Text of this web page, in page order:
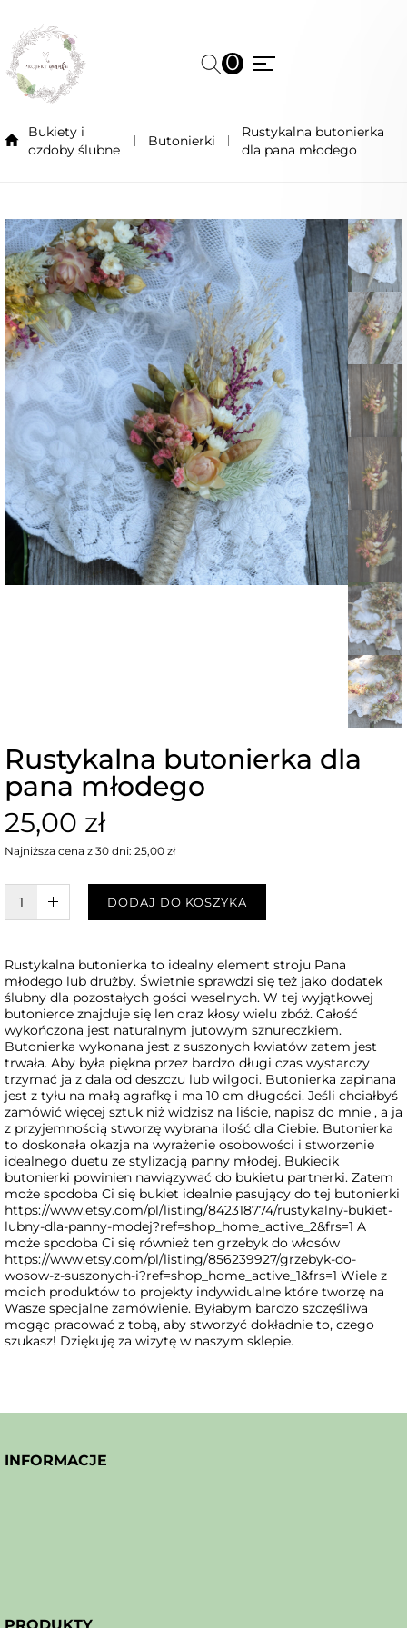
0
Bukiety i
ozdoby ślubne
Butonierki
Rustykalna butonierka
dla pana młodego
Rustykalna butonierka dla
pana młodego
25,00 zł
Najniższa cena z 30 dni: 25,00 zł
W KOSZYKU :)DODAJ DO KOSZYKA
Rustykalna butonierka to idealny element stroju Pana
młodego lub drużby. Świetnie sprawdzi się też jako dodatek
ślubny dla pozostałych gości weselnych. W tej wyjątkowej
butonierce znajduje się len oraz kłosy wielu zbóż. Całość
wykończona jest naturalnym jutowym sznureczkiem.
Butonierka wykonana jest z suszonych kwiatów zatem jest
trwała. Aby była piękna przez bardzo długi czas wystarczy
trzymać ja z dala od deszczu lub wilgoci. Butonierka zapinana
jest z tyłu na małą agrafkę i ma 10 cm długości. Jeśli chciałbyś
zamówić więcej sztuk niż widzisz na liście, napisz do mnie , a ja
z przyjemnością stworzę wybrana ilość dla Ciebie. Butonierka
to doskonała okazja na wyrażenie osobowości i stworzenie
idealnego duetu ze stylizacją panny młodej. Bukiecik
butonierki powinien nawiązywać do bukietu partnerki. Zatem
może spodoba Ci się bukiet idealnie pasujący do tej butonierki
https://www.etsy.com/pl/listing/842318774/rustykalny-bukiet-
lubny-dla-panny-modej?ref=shop_home_active_2&frs=1 A
może spodoba Ci się również ten grzebyk do włosów
https://www.etsy.com/pl/listing/856239927/grzebyk-do-
wosow-z-suszonych-i?ref=shop_home_active_1&frs=1 Wiele z
moich produktów to projekty indywidualne które tworzę na
Wasze specjalne zamówienie. Byłabym bardzo szczęśliwa
mogąc pracować z tobą, aby stworzyć dokładnie to, czego
szukasz! Dziękuję za wizytę w naszym sklepie.
INFORMACJE